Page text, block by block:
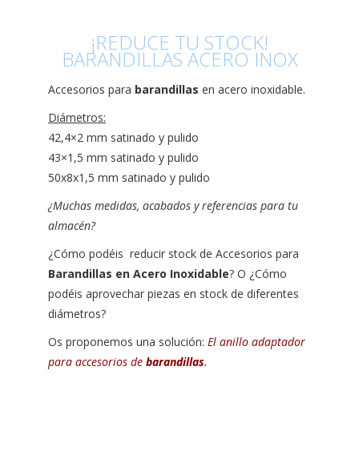
¡REDUCE TU STOCK!
BARANDILLAS ACERO INOX
Accesorios para barandillas en acero inoxidable.
Diámetros:
42,4×2 mm satinado y pulido
43×1,5 mm satinado y pulido
50x8x1,5 mm satinado y pulido
¿Muchas medidas, acabados y referencias para tu
almacén?
¿Cómo podéis reducir stock de Accesorios para
Barandillas en Acero Inoxidable? O ¿Cómo
podéis aprovechar piezas en stock de diferentes
diámetros?
Os proponemos una solución: El anillo adaptador
para accesorios de barandillas.